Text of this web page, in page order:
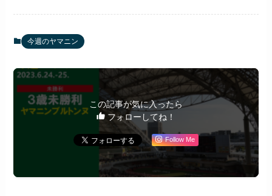
今週のヤマニン
この記事が気に入ったら
フォローしてね！
Follow Me